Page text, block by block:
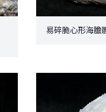
易碎脆心形海膽